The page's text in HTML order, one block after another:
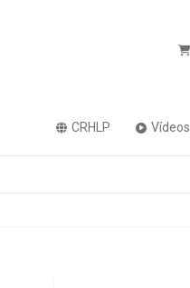
CRHLP Vídeos